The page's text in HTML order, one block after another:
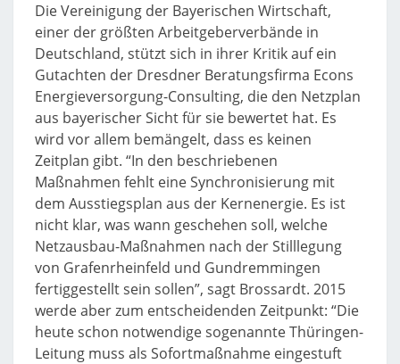
Die Vereinigung der Bayerischen Wirtschaft,
einer der größten Arbeitgeberverbände in
Deutschland, stützt sich in ihrer Kritik auf ein
Gutachten der Dresdner Beratungsfirma Econs
Energieversorgung-Consulting, die den Netzplan
aus bayerischer Sicht für sie bewertet hat. Es
wird vor allem bemängelt, dass es keinen
Zeitplan gibt. “In den beschriebenen
Maßnahmen fehlt eine Synchronisierung mit
dem Ausstiegsplan aus der Kernenergie. Es ist
nicht klar, was wann geschehen soll, welche
Netzausbau-Maßnahmen nach der Stilllegung
von Grafenrheinfeld und Gundremmingen
fertiggestellt sein sollen”, sagt Brossardt. 2015
werde aber zum entscheidenden Zeitpunkt: “Die
heute schon notwendige sogenannte Thüringen-
Leitung muss als Sofortmaßnahme eingestuft